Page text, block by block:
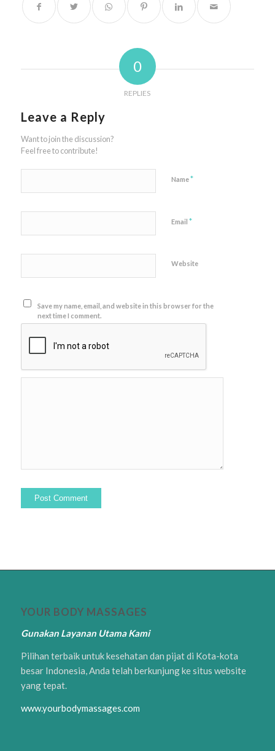
0
REPLIES
Leave a Reply
Want to join the discussion?
Feel free to contribute!
Name*
Email *
Website
Save my name, email, and website in this browser for the
next time I comment.
YOUR BODY MASSAGES
Gunakan Layanan Utama Kami
Pilihan terbaik untuk kesehatan dan pijat di Kota-kota
besar Indonesia, Anda telah berkunjung ke situs website
yang tepat.
www.yourbodymassages.com